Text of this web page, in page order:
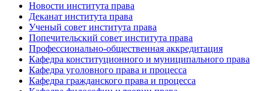
Новости института права
Деканат института права
Ученый совет института права
Попечительский совет института права
Профессионально-общественная аккредитация
Кафедра конституционного и муниципального права
Кафедра уголовного права и процесса
Кафедра гражданского права и процесса